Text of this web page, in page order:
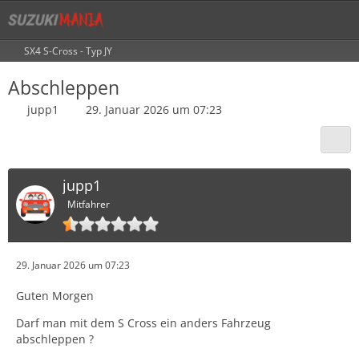
SX4 S-Cross - Typ JY
Abschleppen
jupp1 29. Januar 2026 um 07:23
jupp1
Mitfahrer
29. Januar 2026 um 07:23
Guten Morgen
Darf man mit dem S Cross ein anders Fahrzeug
abschleppen ?